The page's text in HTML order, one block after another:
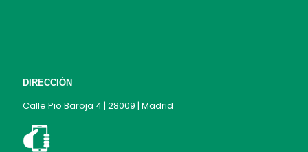
DIRECCIÓN
Calle Pio Baroja 4 | 28009 | Madrid